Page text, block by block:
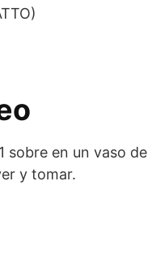
sobre en un vaso de
y tomar.